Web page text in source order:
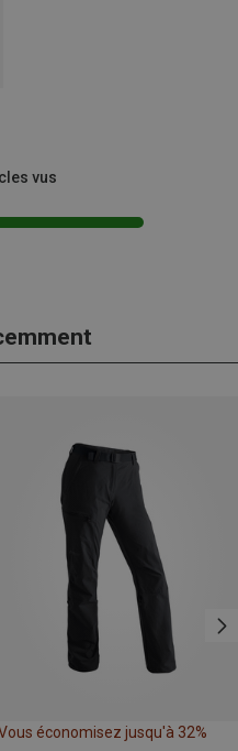
vus
économisez jusqu'à 32%